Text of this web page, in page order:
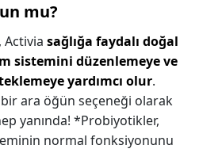
mu?
Activia sağlığa faydalı doğal
sistemini düzenlemeye ve
yardımcı olur.
bir ara öğün seçeneği olarak
yanında! *Probiyotikler,
normal fonksiyonunu